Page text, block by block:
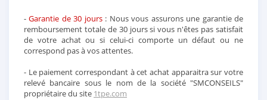
-Garantie de 30 jours: Nous vous assurons une garantie de
remboursement totale de 30 jours si vous n'êtes pas satisfait
de votre achat ou si celui-ci comporte un défaut ou ne
correspond pas à vos attentes.
- Le paiement correspondant à cet achat apparaitra sur votre
relevé bancaire sous le nom de la société "SMCONSEILS"
propriétaire du site 1tpe.com